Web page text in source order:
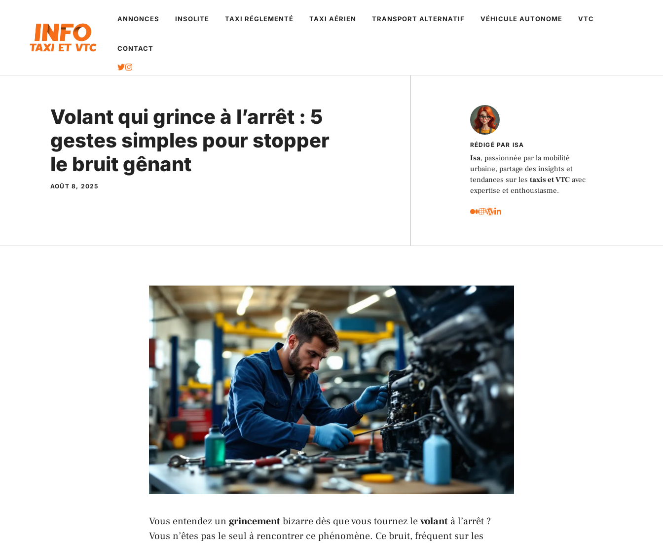
contenu
ANNONCES INSOLITE TAXI RÉGLEMENTÉ TAXI AÉRIEN TRANSPORT ALTERNATIF VÉHICULE AUTONOME VTC
CONTACT
Volant qui grince à l’arrêt : 5
gestes simples pour stopper
le bruit gênant
AOÛT 8, 2025
RÉDIGÉ PAR ISA
Isa, passionnée par la mobilité
urbaine, partage des insights et
tendances sur les taxis et VTCavec
expertise et enthousiasme.
Vous entendez un grincementbizarre dès que vous tournez levolant à l’arrêt ?
Vous n’êtes pas le seul à rencontrer ce phénomène. Ce bruit, fréquent sur les